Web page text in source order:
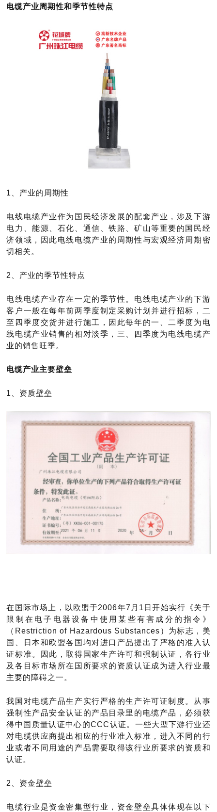
电缆产业周期性和季节性特点
1、产业的周期性
电线电缆产业作为国民经济发展的配套产业，涉及下游
电力、能源、石化、通信、铁路、矿山等重要的国民经
济领域，因此电线电缆产业的周期性与宏观经济周期密
切相关。
2、产业的季节性特点
电线电缆产业存在一定的季节性。电线电缆产业的下游
客户一般在每年前两季度制定采购计划并进行招标，二
至四季度交货并进行施工，因此每年的一、二季度为电
线电缆产业销售的相对淡季，三、四季度为电线电缆产
业的销售旺季。
电缆产业主要壁垒
1、 资质壁垒
在国际市场上，以欧盟于2006年7月1日开始实行《关于
限制在电子电器设备中使用某些有害成分的指令》
（Restriction of Hazardous Substances）为标志，美
国、日本和欧盟各国均对进口产品提出了严格的准入认
证标准。因此，取得国家生产许可和强制认证，各行业
及各目标市场所在国所要求的资质认证成为进入行业最
主要的障碍之一。
我国对电缆产品生产实行严格的生产许可证制度。从事
强制性产品安全认证的产品目录里的电缆产品，必须获
得中国质量认证中心的CCC认证。一些大型下游行业还
对电缆供应商提出相应的行业准入标准，进入不同的行
业或者不同用途的产品需要取得该行业所要求的资质和
认证。
2、资金壁垒
电缆行业是资金密集型行业，资金壁垒具体体现在以下